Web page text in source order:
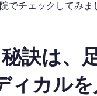
でチェックしてみま
訣は、
カルを